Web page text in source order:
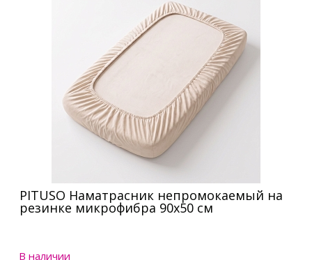
PITUSO Наматрасник непромокаемый на
резинке микрофибра 90х50 см
В наличии